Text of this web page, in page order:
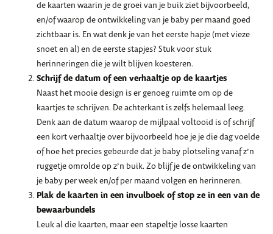
de kaarten waarin je de groei van je buik ziet bijvoorbeeld,
en/of waarop de ontwikkeling van je baby per maand goed
zichtbaar is. En wat denk je van het eerste hapje (met vieze
snoet en al) en de eerste stapjes? Stuk voor stuk
herinneringen die je wilt blijven koesteren.
Schrijf de datum of een verhaaltje op de kaartjes
Naast het mooie design is er genoeg ruimte om op de
kaartjes te schrijven. De achterkant is zelfs helemaal leeg.
Denk aan de datum waarop de mijlpaal voltooid is of schrijf
een kort verhaaltje over bijvoorbeeld hoe je je die dag voelde
of hoe het precies gebeurde dat je baby plotseling vanaf z’n
ruggetje omrolde op z’n buik. Zo blijf je de ontwikkeling van
je baby per week en/of per maand volgen en herinneren.
Plak de kaarten in een invulboek of stop ze in een van de
bewaarbundels
Leuk al die kaarten, maar een stapeltje losse kaarten